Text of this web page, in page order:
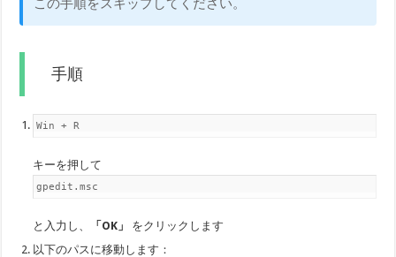
この手順をスキップしてください。
手順
Win + R
キーを押して
gpedit.msc
と入力し、 「OK」
をクリックします
以下のパスに移動します：